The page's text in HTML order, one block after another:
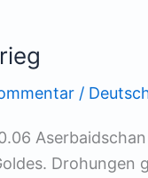
/
Drohungen